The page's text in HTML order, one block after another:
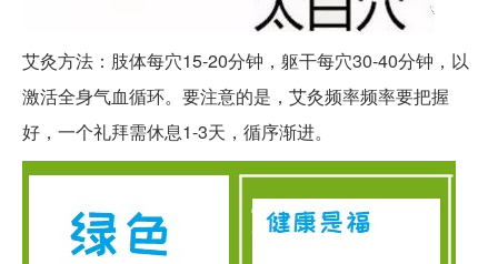
艾灸方法：肢体每穴15-20分钟，躯干每穴30-40分钟，以
激活全身气血循环。要注意的是，艾灸频率频率要把握
好，一个礼拜需休息1-3天，循序渐进。